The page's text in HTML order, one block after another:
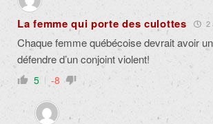
La femme qui porte des culottes 2
Chaque femme québécoise devrait avoir
défendre d’un conjoint violent!
5 -8